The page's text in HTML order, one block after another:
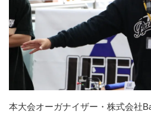
本大会オーガナイザー・株式会社